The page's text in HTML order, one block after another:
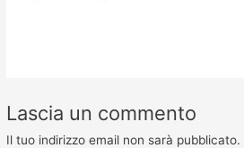
Lascia un commento
Il tuo indirizzo email non sarà pubblicato.